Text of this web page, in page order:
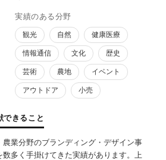
実績のある分野
観光 自然 健康医療
情報通信 文化 歴史
芸術 農地 イベント
アウトドア 小売
できること
農業分野のブランディング・デザイン事
数多く手掛けてきた実績があります。上